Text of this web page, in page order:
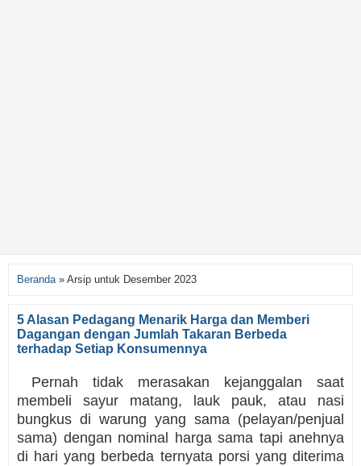
Beranda » Arsip untuk Desember 2023
5 Alasan Pedagang Menarik Harga dan Memberi
Dagangan dengan Jumlah Takaran Berbeda
terhadap Setiap Konsumennya
Pernah tidak merasakan kejanggalan saat
membeli sayur matang, lauk pauk, atau nasi
bungkus di warung yang sama (pelayan/penjual
sama) dengan nominal harga sama tapi anehnya
di hari yang berbeda ternyata porsi yang diterima